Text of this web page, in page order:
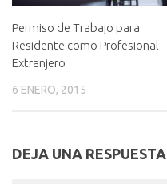
Permiso de Trabajo para
Residente como Profesional
Extranjero
6 ENERO, 2015
DEJA UNA RESPUESTA